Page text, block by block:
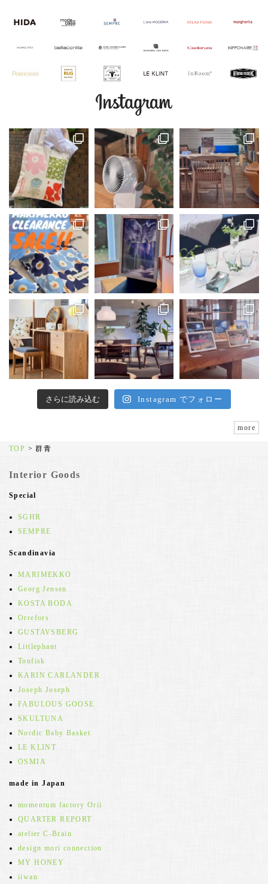
さらに読み込む Instagram でフォロー
more
TOP >群青
Interior Goods
Special
SGHR
SEMPRE
Scandinavia
MARIMEKKO
Georg Jensen
KOSTA BODA
Orrefors
GUSTAVSBERG
Littlephant
Tonfisk
KARIN CARLANDER
Joseph Joseph
FABULOUS GOOSE
SKULTUNA
Nordic Baby Basket
LE KLINT
OSMIA
made in Japan
momentum factory Orii
QUARTER REPORT
atelier C-Brain
design mori connection
MY HONEY
iiwan